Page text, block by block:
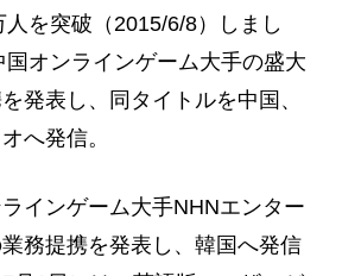
人を突破（2015/6/8）しまし
オンラインゲーム大手の盛大
発表し、同タイトルを中国、
へ発信。
インゲーム大手NHNエンター
務提携を発表し、韓国へ発信